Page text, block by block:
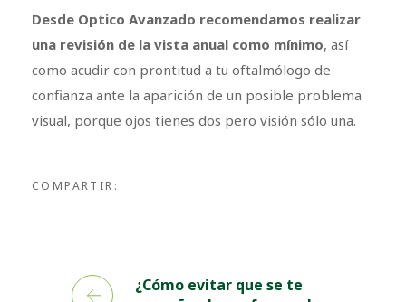
Desde Optico Avanzado recomendamos realizar
una revisión de la vista anual como mínimo, así
como acudir con prontitud a tu oftalmólogo de
confianza ante la aparición de un posible problema
visual, porque ojos tienes dos pero visión sólo una.
COMPARTIR:
¿Cómo evitar que se te